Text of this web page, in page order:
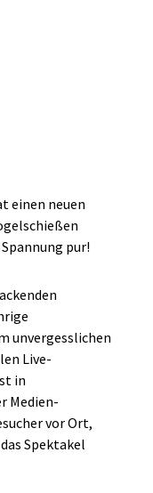
einen neuen
pur!
unvergesslichen
Live-
in
Medien-
vor Ort,
Spektakel